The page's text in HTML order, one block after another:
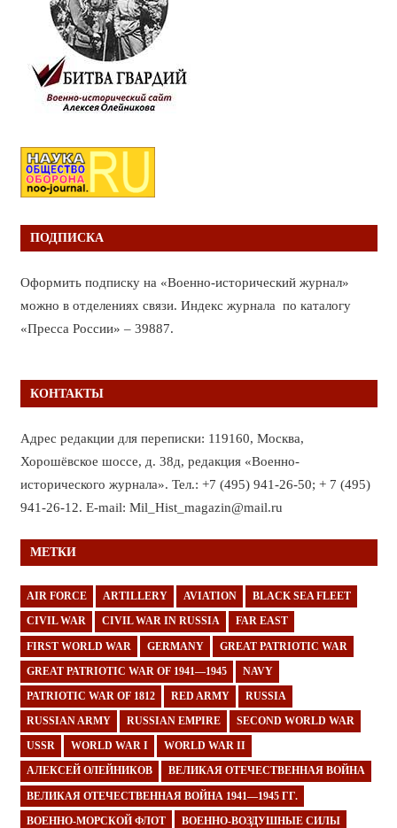
ПОДПИСКА
Оформить подписку на «Военно-исторический журнал»
можно в отделениях связи. Индекс журнала по каталогу
«Пресса России» – 39887.
КОНТАКТЫ
Адрес редакции для переписки: 119160, Москва,
Хорошёвское шоссе, д. 38д, редакция «Военно-
исторического журнала». Тел.: +7 (495) 941-26-50; + 7 (495)
941-26-12. E-mail: Mil_Hist_magazin@mail.ru
МЕТКИ
AIR FORCE ARTILLERY AVIATION BLACK SEA FLEET
CIVIL WAR CIVIL WAR IN RUSSIA FAR EAST
FIRST WORLD WAR GERMANY GREAT PATRIOTIC WAR
GREAT PATRIOTIC WAR OF 1941—1945 NAVY
PATRIOTIC WAR OF 1812 RED ARMY RUSSIA
RUSSIAN ARMY RUSSIAN EMPIRE SECOND WORLD WAR
USSR WORLD WAR I WORLD WAR II
АЛЕКСЕЙ ОЛЕЙНИКОВ ВЕЛИКАЯ ОТЕЧЕСТВЕННАЯ ВОЙНА
ВЕЛИКАЯ ОТЕЧЕСТВЕННАЯ ВОЙНА 1941—1945 ГГ.
ВОЕННО-МОРСКОЙ ФЛОТ ВОЕННО-ВОЗДУШНЫЕ СИЛЫ